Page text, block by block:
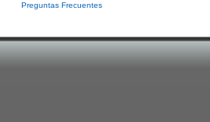
Preguntas Frecuentes